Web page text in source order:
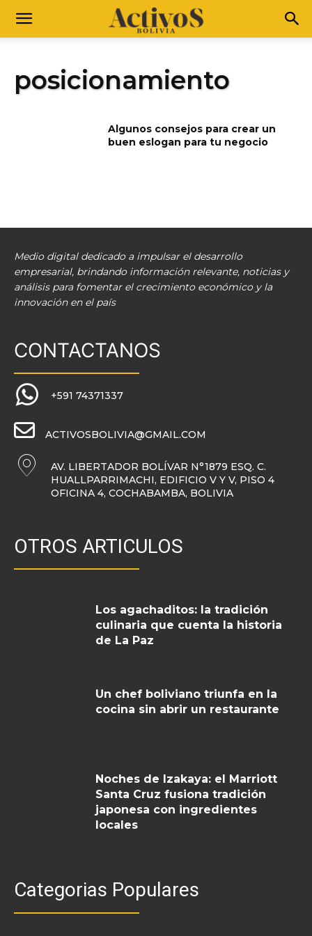
posicionamiento
Algunos consejos para crear un
buen eslogan para tu negocio
Medio digital dedicado a impulsar el desarrollo
empresarial, brindando información relevante, noticias y
análisis para fomentar el crecimiento económico y la
innovación en el país
CONTACTANOS
+591 74371337
ACTIVOSBOLIVIA@GMAIL.COM
AV. LIBERTADOR BOLÍVAR N°1879 ESQ. C.
HUALLPARRIMACHI, EDIFICIO V Y V, PISO 4
OFICINA 4, COCHABAMBA, BOLIVIA
OTROS ARTICULOS
Los agachaditos: la tradición
culinaria que cuenta la historia
de La Paz
Un chef boliviano triunfa en la
cocina sin abrir un restaurante
Noches de Izakaya: el Marriott
Santa Cruz fusiona tradición
japonesa con ingredientes
locales
Categorias Populares